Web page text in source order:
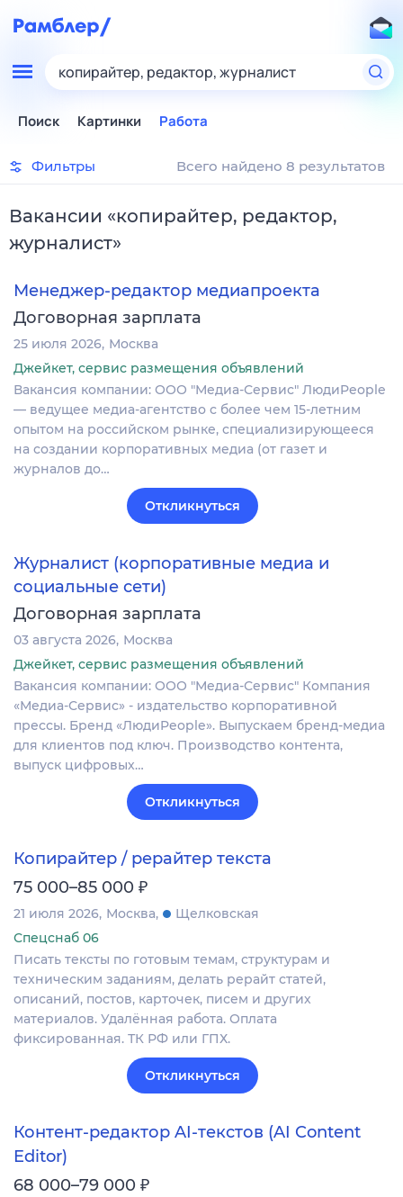
копирайтер, редактор, журналист
Поиск Картинки Работа
Фильтры Всего найдено 8 результатов
Вакансии «копирайтер, редактор,
журналист»
Менеджер-редактор медиапроекта
Договорная зарплата
25 июля 2026 Москва
Джейкет, сервис размещения объявлений
Вакансия компании: ООО "Медиа-Сервис" ЛюдиPeople
— ведущее медиа-агентство с более чем 15-летним
опытом на российском рынке, специализирующееся
на создании корпоративных медиа (от газет и
журналов до…
Откликнуться
Журналист (корпоративные медиа и
социальные сети)
Договорная зарплата
03 августа 2026 Москва
Джейкет, сервис размещения объявлений
Вакансия компании: ООО "Медиа-Сервис" Компания
«Медиа-Сервис» - издательство корпоративной
прессы. Бренд «ЛюдиPeople». Выпускаем бренд-медиа
для клиентов под ключ. Производство контента,
выпуск цифровых…
Откликнуться
Копирайтер / рерайтер текста
75 000–85 000 ₽
21 июля 2026 Москва
Щелковская
Спецснаб 06
Писать тексты по готовым темам, структурам и
техническим заданиям, делать рерайт статей,
описаний, постов, карточек, писем и других
материалов. Удалённая работа. Оплата
фиксированная. ТК РФ или ГПХ.
Откликнуться
Контент-редактор AI-текстов (AI Content
Editor)
68 000–79 000 ₽